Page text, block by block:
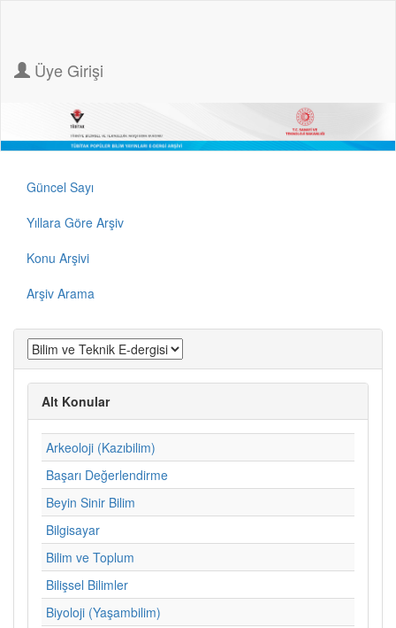
Üye Girişi
Güncel Sayı
Yıllara Göre Arşiv
Konu Arşivi
Arşiv Arama
Alt Konular
Arkeoloji (Kazıbilim)
Başarı Değerlendirme
Beyin Sinir Bilim
Bilgisayar
Bilim ve Toplum
Bilişsel Bilimler
Biyoloji (Yaşambilim)